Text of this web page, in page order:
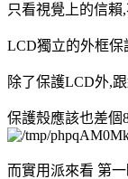
只看視覺上的信
LCD獨立的外框
除了保護LCD外,
保護殼應該也差個
而實用派來看 第